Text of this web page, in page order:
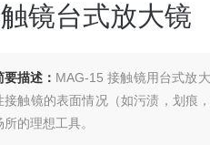
镜台式放大镜
要描述： MAG-15 接触镜用台式放
接触镜的表面情况（如污渍，划痕
所的理想工具。